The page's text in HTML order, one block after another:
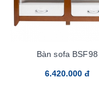
Bàn sofa BSF98
6.420.000 đ